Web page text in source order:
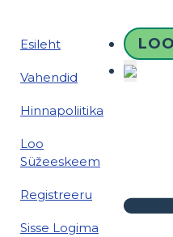
Esileht
Vahendid
Hinnapoliitika
Loo
Süžeeskeem
Registreeru
Sisse Logima